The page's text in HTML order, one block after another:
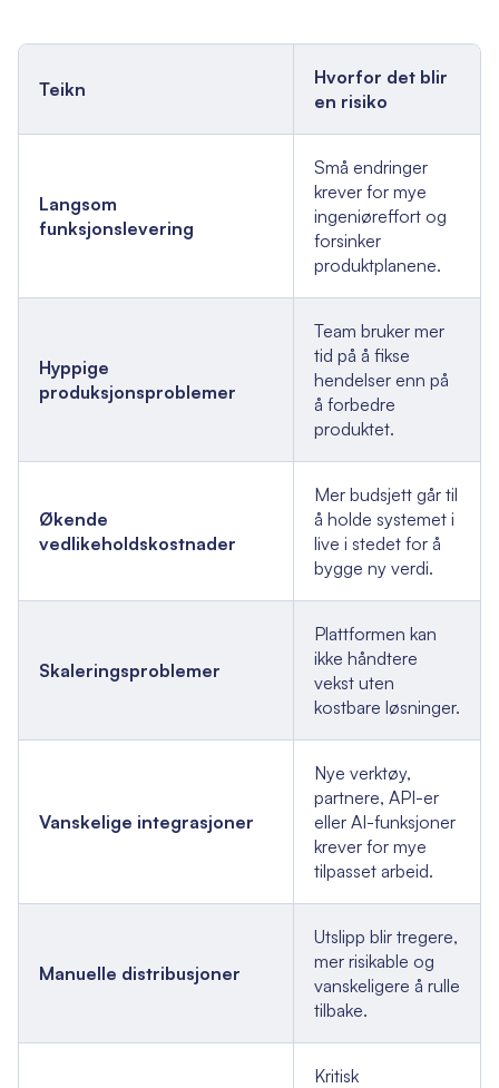
Teikn
Hvorfor det blir
en risiko
Langsom
funksjonslevering
Små endringer
krever for mye
ingeniøreffort og
forsinker
produktplanene.
Hyppige
produksjonsproblemer
Team bruker mer
tid på å fikse
hendelser enn på
å forbedre
produktet.
Økende
vedlikeholdskostnader
Mer budsjett går til
å holde systemet i
live i stedet for å
bygge ny verdi.
Skaleringsproblemer
Plattformen kan
ikke håndtere
vekst uten
kostbare løsninger.
Vanskelige integrasjoner
Nye verktøy,
partnere, API-er
eller AI-funksjoner
krever for mye
tilpasset arbeid.
Manuelle distribusjoner
Utslipp blir tregere,
mer risikable og
vanskeligere å rulle
tilbake.
Kritisk